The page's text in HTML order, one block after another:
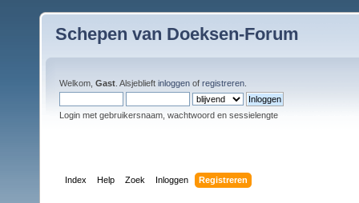
Schepen van Doeksen-Forum
Welkom, Gast . Alsjeblieft inloggen of registreren
Login met gebruikersnaam, wachtwoord en sessielengte
Index Help Zoek Inloggen Registreren